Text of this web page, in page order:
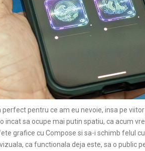
pentru ce am eu nevoie, insa pe
incat sa ocupe mai putin spatiu, ca acum
grafice cu Compose si sa-i schimb felul
ca functionala deja este, sa o public